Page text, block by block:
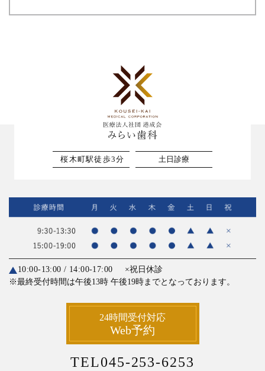
桜木町駅徒歩3分 土日診療
10:00-13:00 / 14:00-17:00
×祝日休診
※最終受付時間は午後13時 午後19時までとなっております。
24時間受付対応
Web予約
TEL045-253-6253